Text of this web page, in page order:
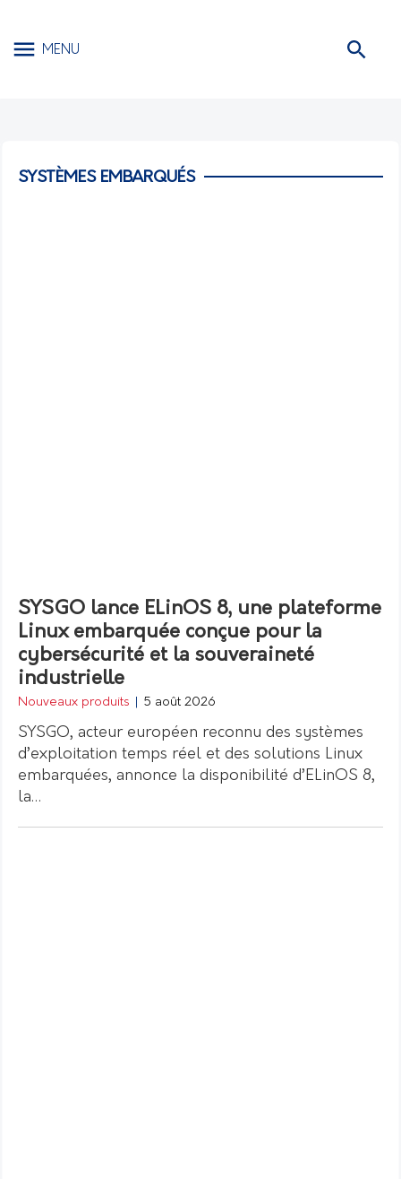
MENU
SYSTÈMES EMBARQUÉS
SYSGO lance ELinOS 8, une plateforme
Linux embarquée conçue pour la
cybersécurité et la souveraineté
industrielle
Nouveaux produits 5 août 2026
SYSGO, acteur européen reconnu des systèmes
d’exploitation temps réel et des solutions Linux
embarquées, annonce la disponibilité d’ELinOS 8,
la…